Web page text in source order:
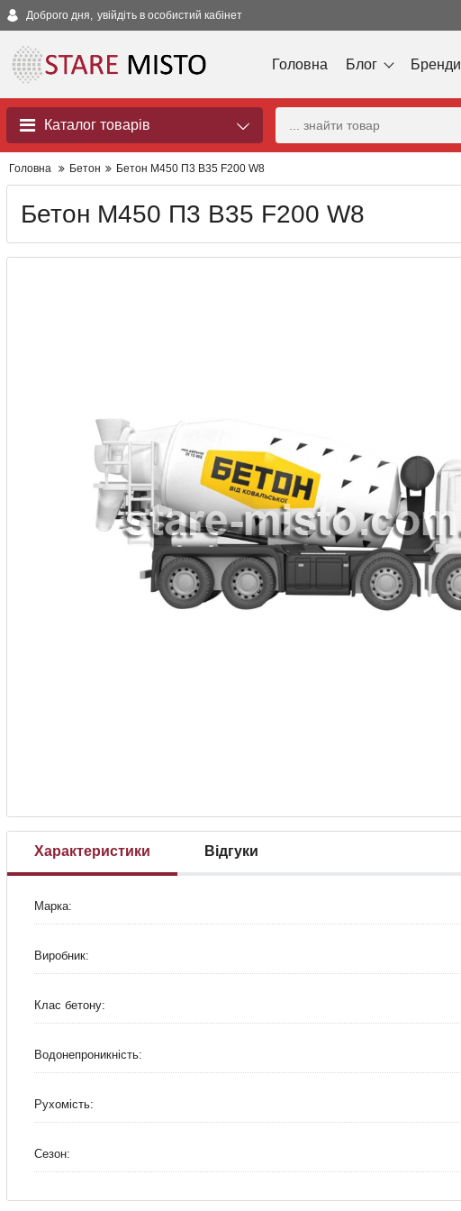
Доброго дня, увійдіть в особистий кабінет
Головна Блог Бренди
Каталог товарів
Головна Бетон Бетон М450 П3 В35 F200 W8
Бетон М450 П3 В35 F200 W8
Характеристики Відгуки
Марка:
Виробник:
Клас бетону:
Водонепроникність:
Рухомість:
Сезон: